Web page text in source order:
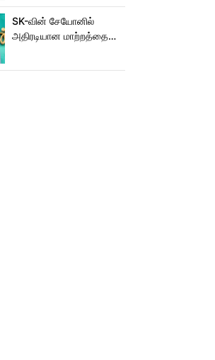
SK-வின் சேயோனில்
அதிரடியான மாற்றத்தை